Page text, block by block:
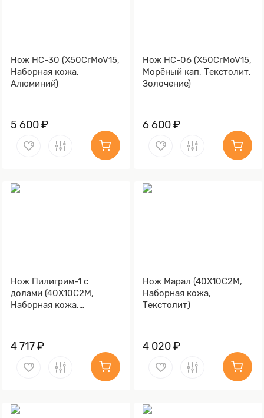
Нож НС-30 (X50CrMoV15,
Наборная кожа,
Алюминий)
5 600 ₽
Нож НС-06 (X50CrMoV15,
Морёный кап, Текстолит,
Золочение)
6 600 ₽
Нож Пилигрим-1 с
долами (40Х10С2М,
Наборная кожа,
4 717 ₽
Нож Марал (40Х10С2М,
Наборная кожа,
Текстолит)
4 020 ₽